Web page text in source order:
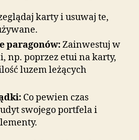
karty i usuwaj te,
paragonów:Zainwestuj w
np. poprzez etui na karty,
luzem leżących
Co pewien czas
swojego portfela i